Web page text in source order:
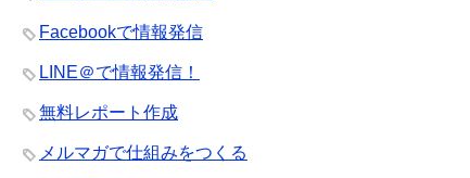
Facebookで情報発信
LINE＠で情報発信！
無料レポート作成
メルマガで仕組みをつくる